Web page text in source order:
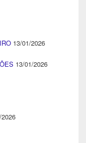
13/01/2026
13/01/2026